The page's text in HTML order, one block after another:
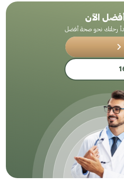
الآن
رحلتك نحو صحة أفضل